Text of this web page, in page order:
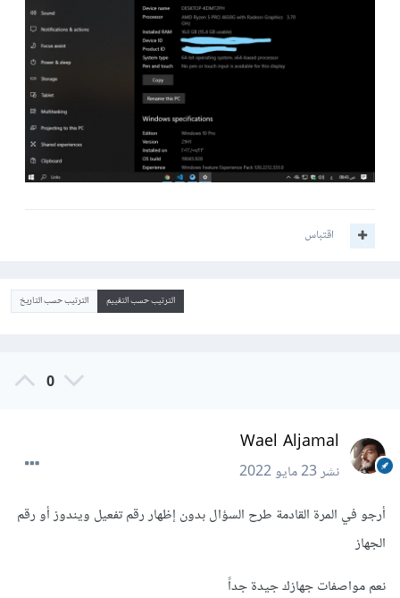
اقتباس
الترتيب حسب التقييم الترتيب حسب التاريخ
0
Wael Aljamal
نشر23 مايو 2022
أرجو في المرة القادمة طرح السؤال بدون إظهار رقم تفعيل ويندوز أو رقم
الجهاز
نعم مواصفات جهازك جيدة جداً